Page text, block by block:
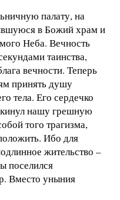
палату, на
в Божий храм и
Неба. Вечность
таинства,
вечности. Теперь
принять душу
тела. Его сердечко
нашу грешную
того трагизма,
Ибо для
жительство –
поселился
Вместо уныния